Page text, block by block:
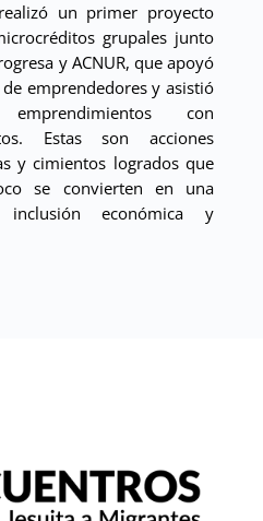
un primer proyecto
grupales junto
y ACNUR, que apoyó
emprendedores y asistió
con
Estas son acciones
y cimientos logrados que
se convierten en una
inclusión económica y